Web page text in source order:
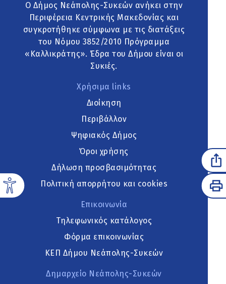
Ο Δήμος Νεάπολης-Συκεών ανήκει στην
Περιφέρεια Κεντρικής Μακεδονίας και
συγκροτήθηκε σύμφωνα με τις διατάξεις
του Νόμου 3852/2010 Πρόγραμμα
«Καλλικράτης». Έδρα του Δήμου είναι οι
Συκιές.
Χρήσιμα links
Διοίκηση
Περιβάλλον
Ψηφιακός Δήμος
Όροι χρήσης
Δήλωση προσβασιμότητας
Πολιτική απορρήτου και cookies
Επικοινωνία
Τηλεφωνικός κατάλογος
Φόρμα επικοινωνίας
ΚΕΠ Δήμου Νεάπολης-Συκεών
Δημαρχείο Νεάπολης-Συκεών